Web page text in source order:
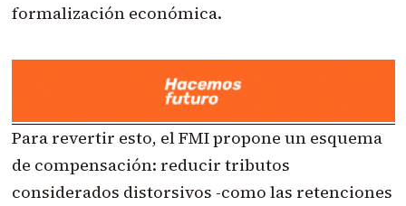
formalización económica.
Para revertir esto, el FMI propone un esquema
de compensación: reducir tributos
considerados distorsivos -como las retenciones